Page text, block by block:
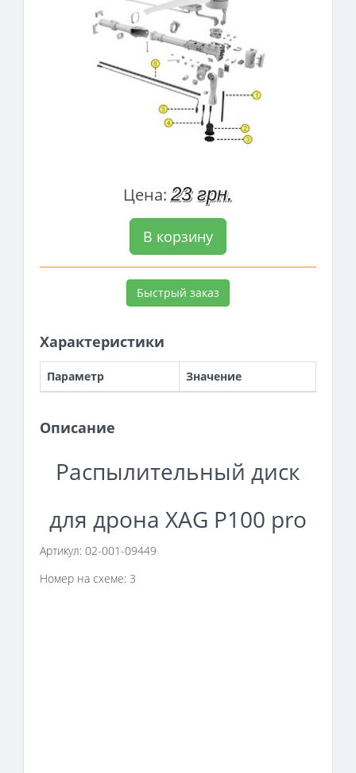
Цена: 23 грн.
В корзину
Быстрый заказ
Характеристики
Параметр Значение
Описание
Распылительный диск
для дрона XAG P100 pro
Артикул: 02-001-09449
Номер на схеме: 3